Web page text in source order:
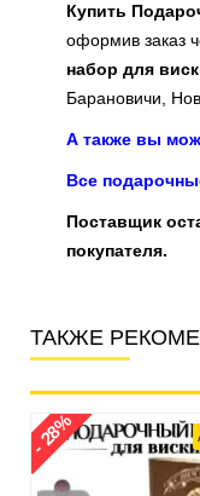
Купить
оформив заказ
набор для
Барановичи,
А также вы
Все
Поставщик
покупателя.
ТАКЖЕ
- 28%